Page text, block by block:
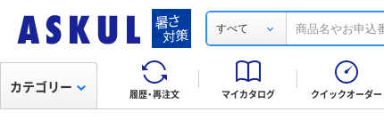
すべて
履歴・再注文 マイカタログ クイックオーダー
カテゴリー